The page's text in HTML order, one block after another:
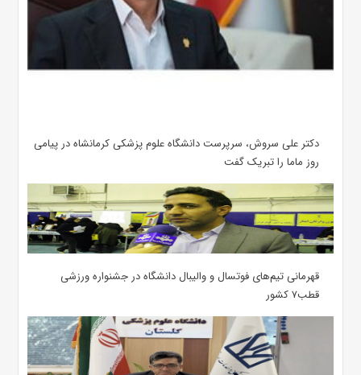
دکتر علی سروش، سرپرست دانشگاه علوم پزشکی کرمانشاه در پیامی
روز ماما را تبریک گفت
قهرمانی تیم‌های فوتسال و والیبال دانشگاه در جشنواره ورزشی
قطب۷ کشور